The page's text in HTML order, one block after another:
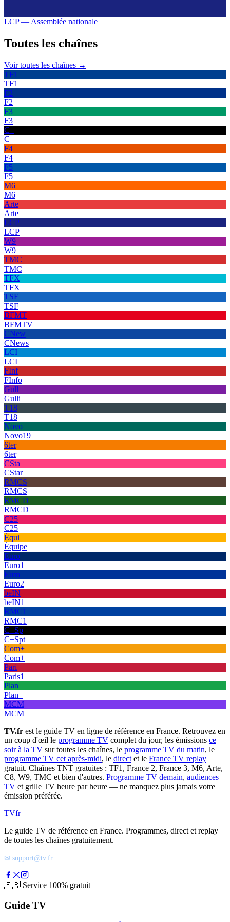
LCP — Assemblée nationale
Toutes les chaînes
Voir toutes les chaînes →
TF1
TF1
F2
F2
F3
F3
C+
C+
F4
F4
F5
F5
M6
M6
Arte
Arte
LCP
LCP
W9
W9
TMC
TMC
TFX
TFX
TSF
TSF
BFMT
BFMTV
CNew
CNews
LCI
LCI
FInf
FInfo
Gull
Gulli
T18
T18
Novo
Novo19
6ter
6ter
CSta
CStar
RMCS
RMCS
RMCD
RMCD
C25
C25
Équi
Équipe
Euro
Euro1
Euro
Euro2
beIN
beIN1
RMC1
RMC1
C+Sp
C+Spt
Com+
Com+
Pari
Paris1
Plan
Plan+
MCM
MCM
TV.fr est le guide TV en ligne de référence en France. Retrouvez en
un coup d'œil le programme TV complet du jour, les émissions ce
soir à la TV sur toutes les chaînes, le programme TV du matin, le
programme TV cet après-midi, le direct et le France TV replay
gratuit. Chaînes TNT gratuites : TF1, France 2, France 3, M6, Arte,
C8, W9, TMC et bien d'autres. Programme TV demain, audiences
TV et grille TV heure par heure — ne manquez plus jamais votre
émission préférée.
TVfr
Le guide TV de référence en France. Programmes, direct et replay
de toutes les chaînes gratuitement.
✉ support@tv.fr
🇫🇷 Service 100% gratuit
Guide TV